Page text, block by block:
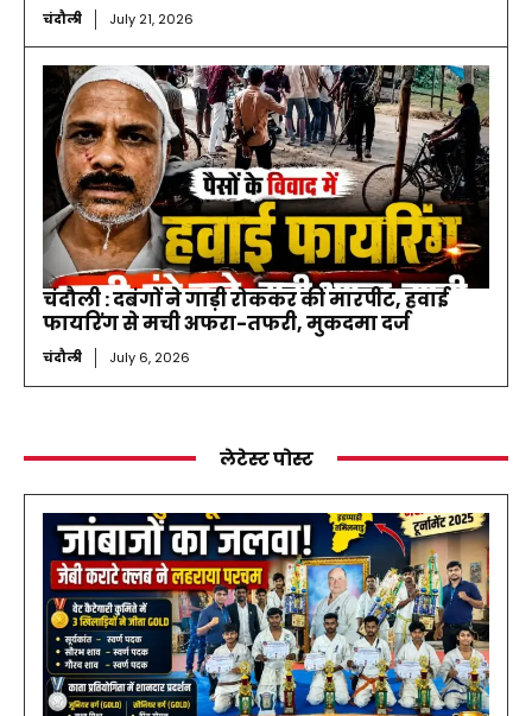
चंदौली July 21, 2026
चंदौली : दबंगों ने गाड़ी रोककर की मारपीट, हवाई
फायरिंग से मची अफरा-तफरी, मुकदमा दर्ज
चंदौली July 6, 2026
लेटेस्ट पोस्ट